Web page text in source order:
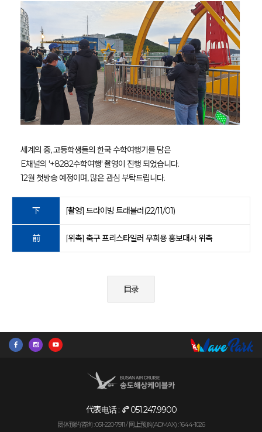
세계의 중, 고등학생들의 한국 수학여행기를 담은
E채널의 '+8282수학여행' 촬영이 진행 되었습니다.
12월 첫방송 예정이며, 많은 관심 부탁드립니다.
下 [촬영] 드라이빙 트래블러(22/11/01)
前 [위촉] 축구 프리스타일러 우희용 홍보대사 위촉
目录
代表电话 : 051.247.9900
团体预约咨询 : 051-220-7911 / 网上预购(ADMAX) : 1644-1026